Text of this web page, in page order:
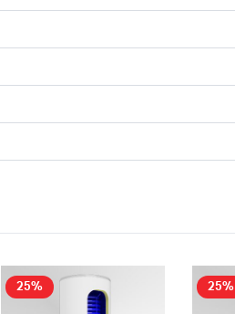
25% 25%